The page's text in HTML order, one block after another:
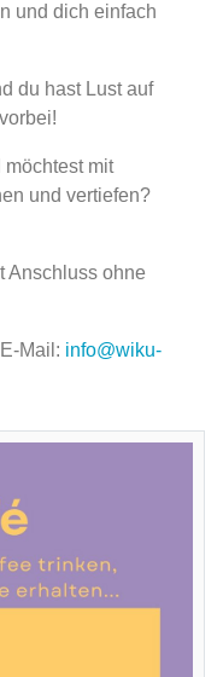
und dich einfach
du hast Lust auf
mit
und vertiefen?
Anschluss ohne
Mail: info@wiku-